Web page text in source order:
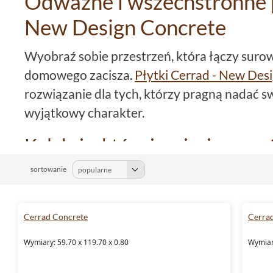
New Design Concrete
Wyobraź sobie przestrzeń, która łączy
domowego zacisza. Płytki Cerrad - New
rozwiązanie dla tych, którzy pragną nadać
wyjątkowy charakter.
Kolekcja, która inspiruje
Kolekcja płytek podłogowych Cerrad -
przestrzeni.
sortowanie
Cerrad Concrete
Wymiary: 59.70 x 119.70 x 0.80